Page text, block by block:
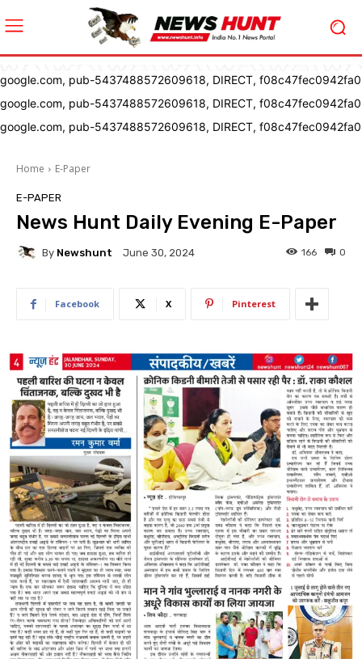
google.com, pub-5437488572609618, DIRECT, f08c47fec0942fa0
google.com, pub-5437488572609618, DIRECT, f08c47fec0942fa0
google.com, pub-5437488572609618, DIRECT, f08c47fec0942fa0
Home E-Paper
E-PAPER
News Hunt Daily Evening E-Paper
By Newshunt June 30, 2024 0
166
Facebook X Pinterest